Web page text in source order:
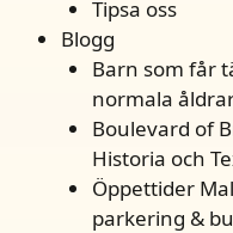
Tipsa oss
Blogg
Barn som får
normala
Boulevard of
Historia och
Öppettider
parkering &